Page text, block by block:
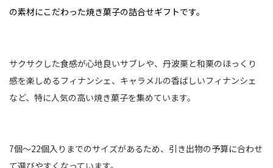
の素材にこだわった焼き菓子の詰合せギフトです。
サクサクした食感が心地良いサブレや、丹波栗と和栗のほっくり
感を楽しめるフィナンシェ、キャラメルの香ばしいフィナンシェ
など、特に人気の高い焼き菓子を集めています。
7個～22個入りまでのサイズがあるため、引き出物の予算に合わせ
て選びやすくなっています。